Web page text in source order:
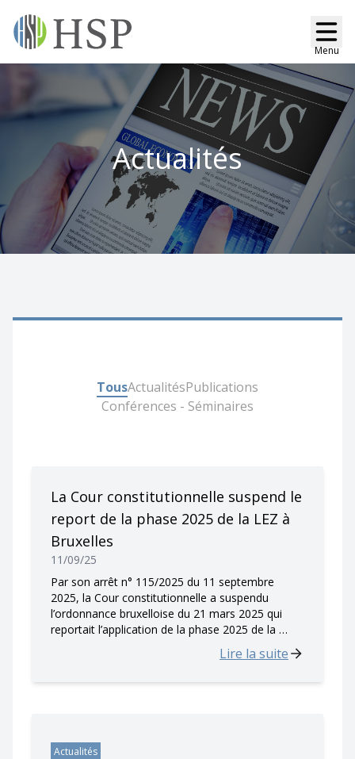
Menu
Actualités
TousActualitésPublications
Conférences - Séminaires
La Cour constitutionnelle suspend le
report de la phase 2025 de la LEZ à
Bruxelles
11/09/25
Par son arrêt n° 115/2025 du 11 septembre
2025, la Cour constitutionnelle a suspendu
l’ordonnance bruxelloise du 21 mars 2025 qui
reportait l’application de la phase 2025 de la …
Lire la suite
Actualités